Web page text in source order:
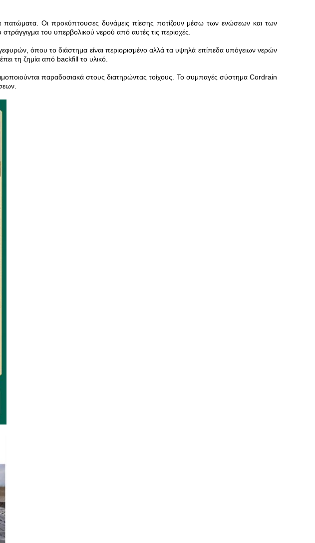
Οι προκύπτουσες δυνάμεις πίεσης ποτίζουν μέσω των ενώσεων και των
του υπερβολικού νερού από αυτές τις περιοχές.
όπου το διάστημα είναι περιορισμένο αλλά τα υψηλά επίπεδα υπόγειων νερών
τη ζημία από backfill το υλικό.
παραδοσιακά στους διατηρώντας τοίχους. Το συμπαγές σύστημα Cordrain